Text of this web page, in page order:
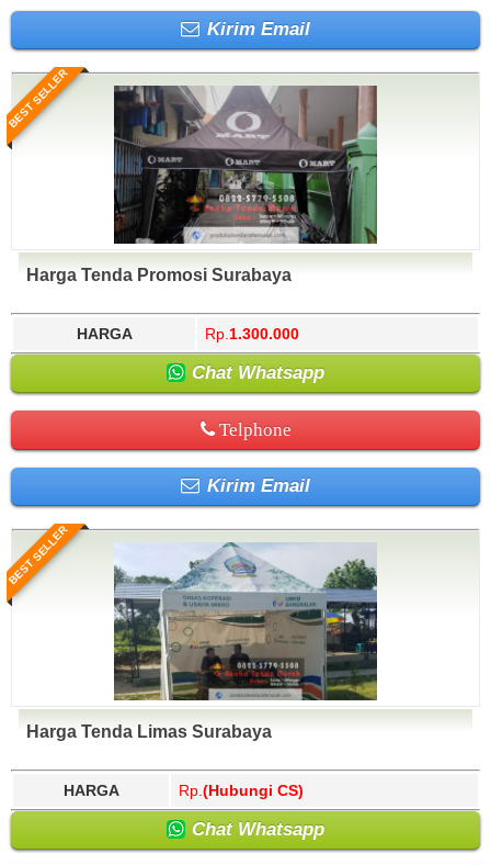
Kirim Email
BEST SELLER
Harga Tenda Promosi Surabaya
HARGA Rp. 1.300.000
Chat Whatsapp
Telphone
Kirim Email
BEST SELLER
Harga Tenda Limas Surabaya
HARGA Rp. (Hubungi CS)
Chat Whatsapp